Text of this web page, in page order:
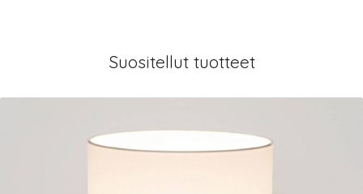
Suositellut tuotteet